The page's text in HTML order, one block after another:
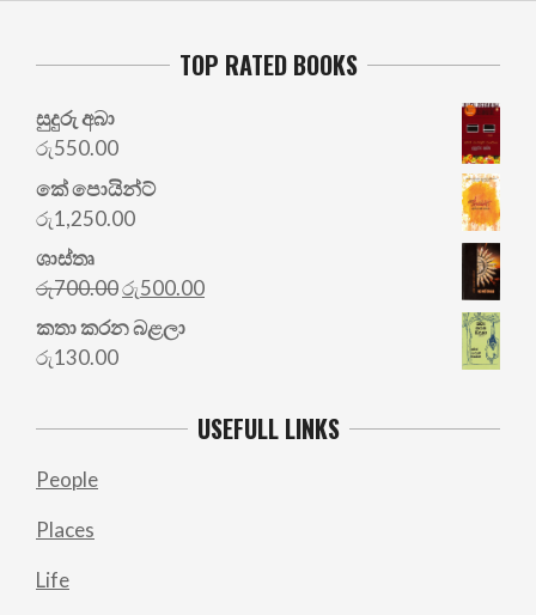
TOP RATED BOOKS
සුදුරු අබා
රු550.00
කේ පොයින්ට්
රු1,250.00
ශාස්තෘ
රු700.00Original
price
was:
රු500.00Current
කතා කරන බළලා
රු130.00
USEFULL LINKS
People
Places
Life